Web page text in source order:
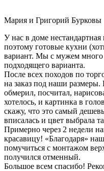
Мария и Григорий Бурковы
У нас в доме
поэтому готовые кухни
вариант. Мы с мужем
подходящего варианта.
После всех походов по
на заказ под наши
обмерил, посчитал,
хотелось, и картинка в
скажу, что это самый
вписалась и цвет выбрала
Примерно через 2 недели
красавицу! «Благодаря»
помучиться с монтажом
получился отменный.
Большое всем спасибо!